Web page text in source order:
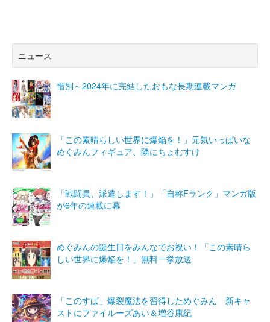
ニュース
惜別～2024年に完結したおもな長期連載マンガ
「この素晴らしい世界に爆焔を！」元気いっぱいな
めぐみんフィギュア、隣にちょむすけ
「戦闘員、派遣します！」「自称Fランク」マンガ版
が6年の連載に幕
めぐみんの誕生日をみんなでお祝い！「この素晴ら
しい世界に爆焔を！」無料一挙放送
「このすば」爆裂魔法を習得しためぐみん 新キャ
ストにファイルーズあい＆増谷康紀